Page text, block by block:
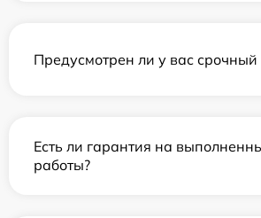
Предусмотрен ли у вас срочный
Есть ли гарантия на
работы?